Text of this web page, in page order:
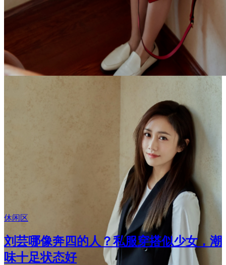
休闲区
刘芸哪像奔四的人？私服穿搭似少女，潮
味十足状态好